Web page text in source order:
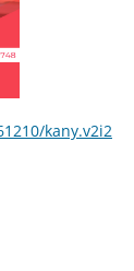
kany.v2i2